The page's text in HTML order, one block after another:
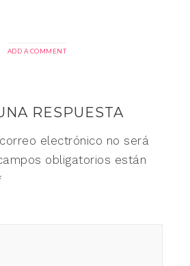
ADD A COMMENT
RESPUESTA
electrónico no será
obligatorios están